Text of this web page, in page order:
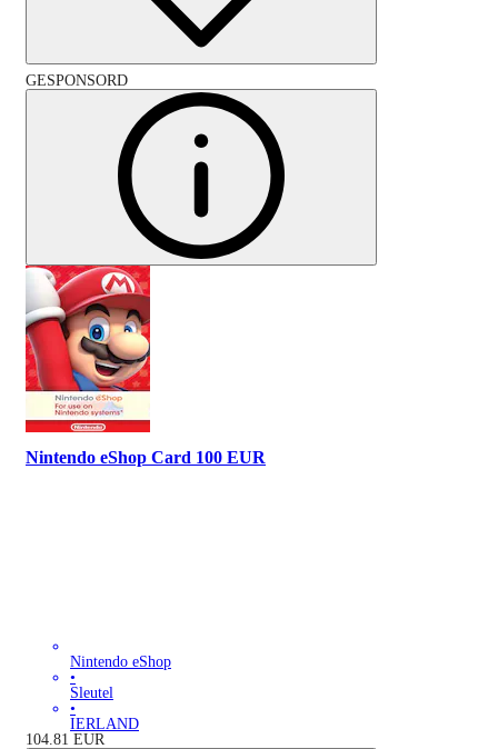
GESPONSORD
Nintendo eShop Card 100 EUR
Nintendo eShop
•
Sleutel
•
IERLAND
104.81 EUR